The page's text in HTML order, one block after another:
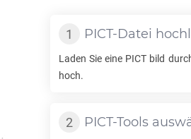
PICT-Datei
Laden Sie eine PICT bild
hoch.
PICT-Tools